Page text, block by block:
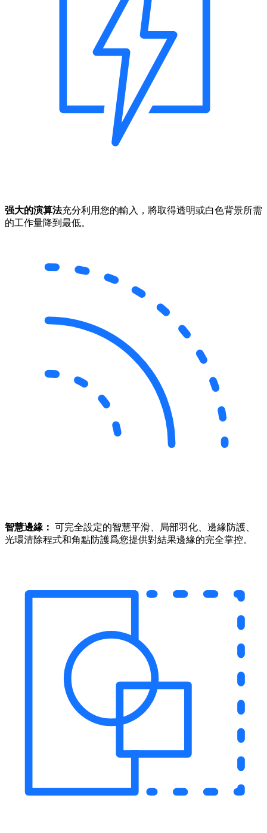
强大的演算法充分利用您的輸入，將取得透明或白色背景所需
的工作量降到最低。
智慧邊緣： 可完全設定的智慧平滑、局部羽化、邊緣防護、
光環清除程式和角點防護爲您提供對結果邊緣的完全掌控。